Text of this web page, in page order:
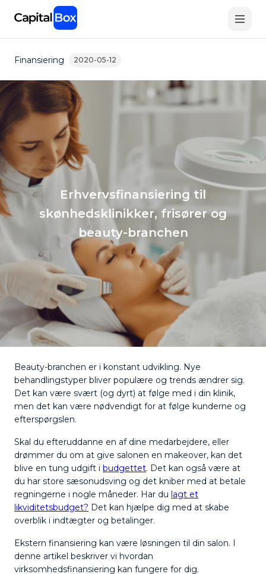
content
Finansiering 2020-05-12
Erhvervsfinansiering til
skønhedsklinikker, frisører og
beauty-branchen
Beauty-branchen er i konstant udvikling. Nye
behandlingstyper bliver populære og trends ændrer sig.
Det kan være svært (og dyrt) at følge med i din klinik,
men det kan være nødvendigt for at følge kunderne og
efterspørgslen.
Skal du efteruddanne en af dine medarbejdere, eller
drømmer du om at give salonen en makeover, kan det
blive en tung udgift i budgettet. Det kan også være at
du har store sæsonudsving og det kniber med at betale
regningerne i nogle måneder. Har du lagt et
likviditetsbudget? Det kan hjælpe dig med at skabe
overblik i indtægter og betalinger.
Ekstern finansiering kan være løsningen til din salon. I
denne artikel beskriver vi hvordan
virksomhedsfinansiering kan fungere for dig.